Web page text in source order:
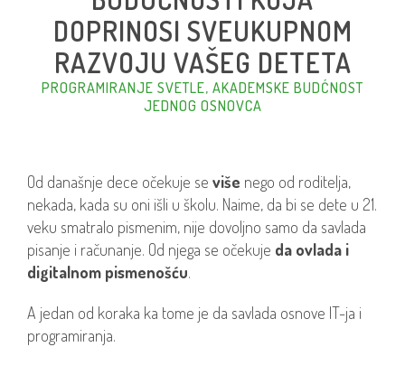
DOPRINOSI SVEUKUPNOM
RAZVOJU VAŠEG DETETA
PROGRAMIRANJE SVETLE, AKADEMSKE BUDĆNOST
JEDNOG OSNOVCA
Od današnje dece očekuje se više nego od roditelja,
nekada, kada su oni išli u školu. Naime, da bi se dete u 21.
veku smatralo pismenim, nije dovoljno samo da savlada
pisanje i računanje. Od njega se očekuje da ovlada i
digitalnom pismenošću.
A jedan od koraka ka tome je da savlada osnove IT-ja i
programiranja.